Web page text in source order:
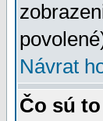
Návrat
Čo sú